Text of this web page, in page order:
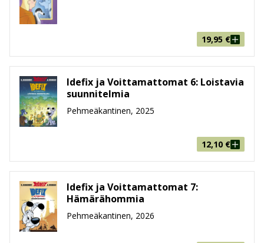
19,95 €
Idefix ja Voittamattomat 6: Loistavia
suunnitelmia
Pehmeäkantinen, 2025
12,10 €
Idefix ja Voittamattomat 7:
Hämärähommia
Pehmeäkantinen, 2026